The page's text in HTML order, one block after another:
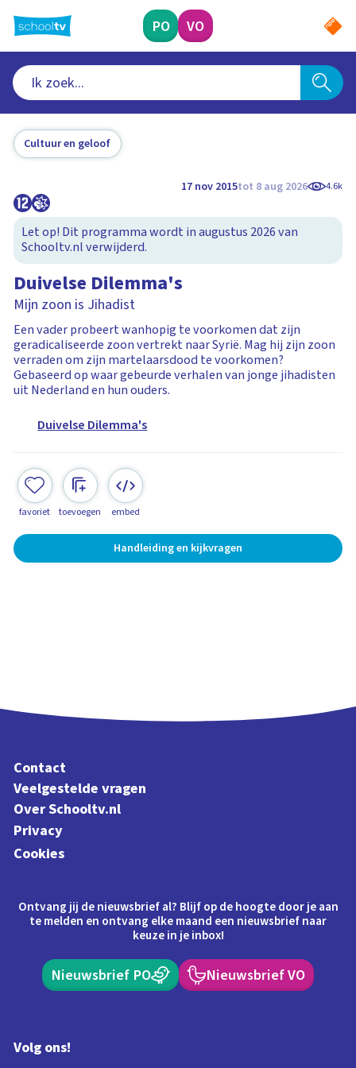
naar
hoofdinhoud
PO VO
Cultuur en geloof
17 nov 2015tot 8 aug 2026 4.6k
Let op! Dit programma wordt in augustus 2026 van
Schooltv.nl verwijderd.
Duivelse Dilemma's
Mijn zoon is Jihadist
Een vader probeert wanhopig te voorkomen dat zijn
geradicaliseerde zoon vertrekt naar Syrië. Mag hij zijn zoon
verraden om zijn martelaarsdood te voorkomen?
Gebaseerd op waar gebeurde verhalen van jonge jihadisten
uit Nederland en hun ouders.
Duivelse Dilemma's
favoriet toevoegen embed
Handleiding en kijkvragen
Contact
Veelgestelde vragen
Over Schooltv.nl
Privacy
Cookies
Ontvang jij de nieuwsbrief al? Blijf op de hoogte door je aan
te melden en ontvang elke maand een nieuwsbrief naar
keuze in je inbox!
Nieuwsbrief PO Nieuwsbrief VO
Volg ons!